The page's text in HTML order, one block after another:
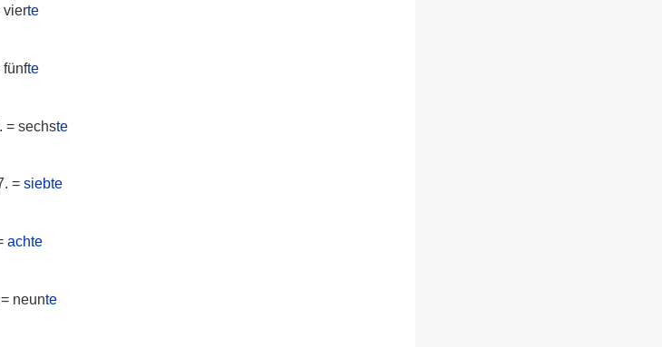
vierte
fünfte
= sechste
=siebte
achte
neunte